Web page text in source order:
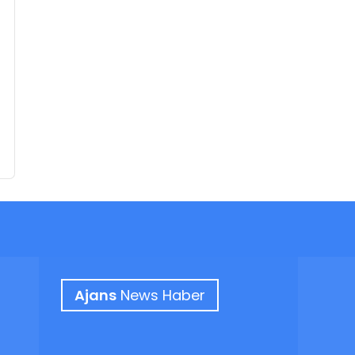
AjansNews Haber